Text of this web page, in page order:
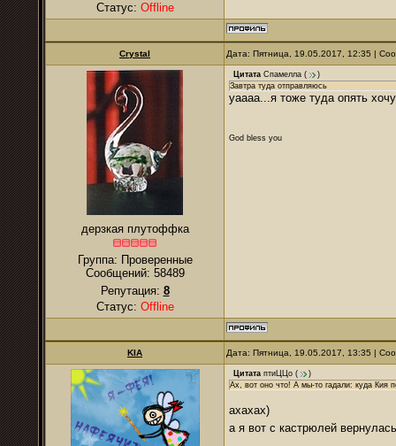
Статус: Offline
Crystal Дата: Пятница, 19.05.2017, 12:35 |
дерзкая плутоффка
Группа: Проверенные
Сообщений: 58489
Репутация: 8
Статус: Offline
Цитата Спамелла (
)
Завтра туда отправляюсь
уаааа...я тоже туда опять
God bless you
KIA Дата: Пятница, 19.05.2017, 13:35 |
Цитата птиЦЦо (
)
Ах, вот оно что! А мы-то гадали: куда Кия
ахахах)
а я вот с кастрюлей